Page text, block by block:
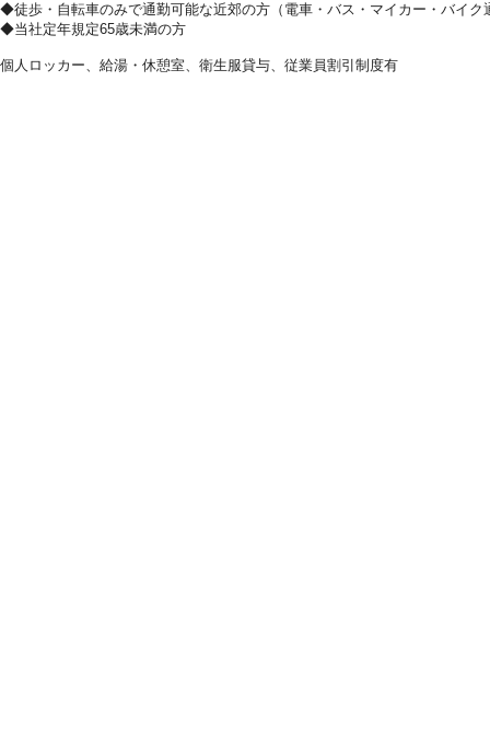
◆徒歩・自転車のみで通勤可能な近郊の方（電車・バス・マイカー・バイク
◆当社定年規定65歳未満の方
個人ロッカー、給湯・休憩室、衛生服貸与、従業員割引制度有